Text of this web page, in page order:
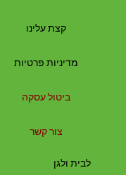
קצת עלינו
מדיניות פרטיות
ביטול עסקה
צור קשר
לבית ולגן